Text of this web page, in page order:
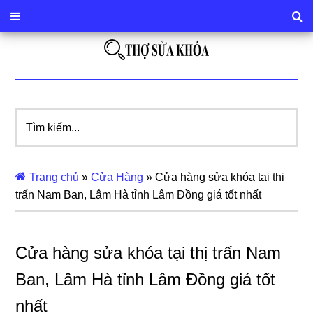
kiếm...
Trang chủ »Cửa Hàng »Cửa hàng sửa khóa tại thị
trấn Nam Ban, Lâm Hà tỉnh Lâm Đồng giá tốt nhất
Cửa hàng sửa khóa tại thị trấn Nam
Ban, Lâm Hà tỉnh Lâm Đồng giá tốt
nhất